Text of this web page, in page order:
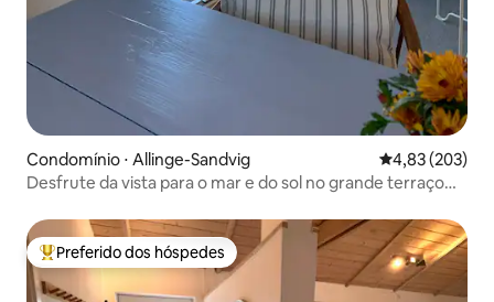
Condomínio ⋅ Allinge-Sandvig 4,83 de uma
4,83 (203)
Desfrute da vista para o mar e do sol no grande terraço
Entre os melhores preferidos dos hóspedes
Preferido dos hóspedes